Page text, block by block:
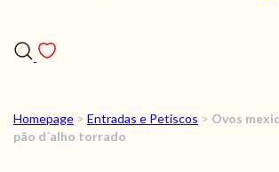
RECEITAS
Homepage > Entradas e Petiscos > Ovos
pão d´alho torrado